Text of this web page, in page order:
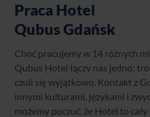
Praca Hotel
Qubus Gdańsk
Choć pracujemy w 14 różnych
Qubus Hotel łączy nas jedno:
czuli się wyjątkowo. Kontakt z
innymi kulturami, językami i
możemy poczuć, że Hotel to